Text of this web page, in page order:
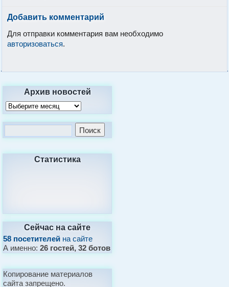
Добавить комментарий
Для отправки комментария вам необходимо
авторизоваться.
Архив новостей
Статистика
Сейчас на сайте
58 посетителей на сайте
А именно:26 гостей, 32 ботов
Копирование материалов
сайта запрещено.